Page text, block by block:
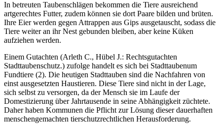
In betreuten Taubenschlägen bekommen die Tiere ausreichend
artgerechtes Futter, zudem können sie dort Paare bilden und brüten.
Ihre Eier werden gegen Attrappen aus Gips ausgetauscht, sodass die
Tiere weiter an ihr Nest gebunden bleiben, aber keine Küken
aufziehen werden.
Einem Gutachten (Arleth C., Hübel J.: Rechtsgutachten
Stadttaubenschutz.) zufolge handelt es sich bei Stadttaubenum
Fundtiere (2). Die heutigen Stadttauben sind die Nachfahren von
einst ausgesetzten Haustieren. Diese Tiere sind nicht in der Lage,
sich selbst zu versorgen, da der Mensch sie im Laufe der
Domestizierung über Jahrtausende in seine Abhängigkeit züchtete.
Daher haben Kommunen die Pflicht zur Lösung dieser dauerhaften
menschengemachten tierschutzrechtlichen Herausforderung.